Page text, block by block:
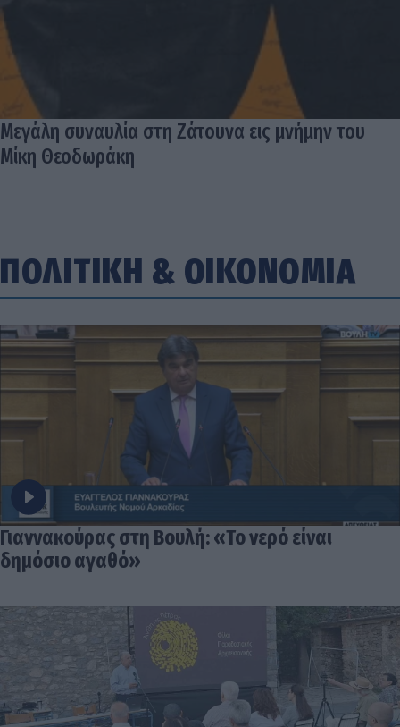
Μεγάλη συναυλία στη Ζάτουνα εις μνήμην του
Μίκη Θεοδωράκη
ΠΟΛΙΤΙΚΗ & ΟΙΚΟΝΟΜΙΑ
Γιαννακούρας στη Βουλή: «Το νερό είναι
δημόσιο αγαθό»